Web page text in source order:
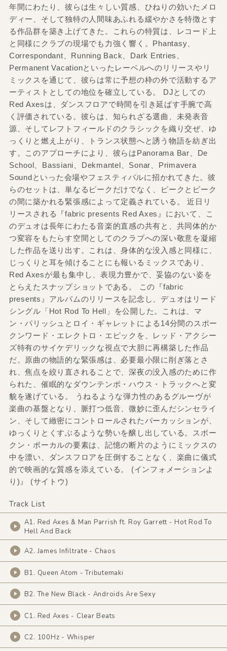
年間にわたり、彼らは生々しい質感、ひねりの効いたメロ
ディー、そして独特の人間味あふれる緩やかさを特徴とす
る作品群を築き上げてきた。これらの特質は、レコード上
と同様にクラブの現場でも力強く響く。Phantasy、
Correspondant、Running Back、Dark Entries、
Permanent Vacationといったレーベルへのリリースやリ
ミックスを通じて、彼らは常に予想の枠の外で活動するア
ーティストとしての地位を確立している。 DJとしての
Red Axesは、ダンスフロアで時間を引き延ばす手腕で高
く評価されている。彼らは、知られざる選曲、未発表音
源、そしてレフトフィールドのクラシックを織り交ぜ、ゆ
っくりと燃え上がり、トランス状態へと誘う物語を紡ぎ出
す。このアプローチにより、彼らはPanorama Bar、De
School、Bassiani、Dekmantel、Sonar、Primavera
Soundといった会場やフェスティバルに招かれてきた。彼
らのセットは、単なるピークだけでなく、ピークとピーク
の間に築かれる緊張感によって定義されている。 近日リ
リースされる『fabric presents Red Axes』において、こ
のデュオは長年にわたる音楽的直感の共有と、共同体的か
つ変容をもたらす空間としてのクラブへの深い敬意を凝縮
した作品を送り出す。これは、身体的な没入感と同様に、
じっくりと耳を傾けることにも報いるミックスであり、
Red Axesが最も集中し、表現力豊かで、妥協のない姿を
とらえたスナップショットである。 この『fabric
presents』アルバムのリリースを記念し、デュオはリード
シングル「Hot Rod To Hell」を公開した。これは、マ
ン・パリッシュとロイ・ギャレットによる14分間のスポー
クンワード・エレクトロ・エピックを、レッド・アクシー
ズ特有のサイケデリックな視点で大胆に再構築した作品
だ。原曲の物語的な緊張感は、必要最小限に削ぎ落とさ
れ、焦点を絞り直されることで、深夜の没入感のために作
られた、催眠的なダウンテンポ・ハウス・トラックへと変
貌を遂げている。 うねるような弾力性のあるグルーヴが
楽曲の基盤となり、脈打つ低音、微妙に歪んだシンセライ
ン、そして緻密にコントロールされたパーカッションが、
ゆっくりとくすぶるような勢いを醸し出している。スポー
クン・ボーカルの要素は、記憶の断片のようにミックスの
中を漂い、ダンスフロアを圧倒することなく、楽曲に儀式
的で映画的な質感を添えている。 (インフォメーションよ
り)』 (サイトウ)
Track List
A1. Red Axes & Man Parrish ft. Roy Garrett - Hot Rod To
Hell And Back
A2. James Infiltrate - Chaos
B1. Queen Atom - Tributemaki
B2. The New Black - Androids Are Sexy
C1. Red Axes - Clear Beats
C2. 100Hz - Whisper